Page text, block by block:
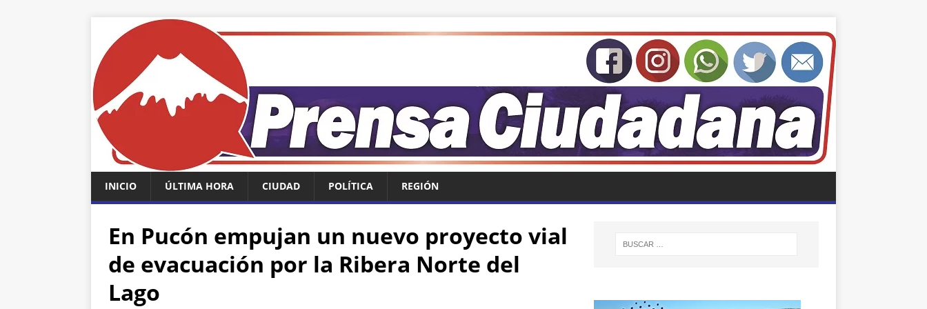
INICIO ÚLTIMA HORA CIUDAD POLÍTICA REGIÓN
En Pucón empujan un nuevo proyecto vial
de evacuación por la Ribera Norte del
Lago